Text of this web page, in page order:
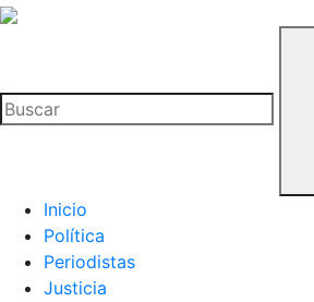
La
Buitre
Inicio
Política
Periodistas
Justicia